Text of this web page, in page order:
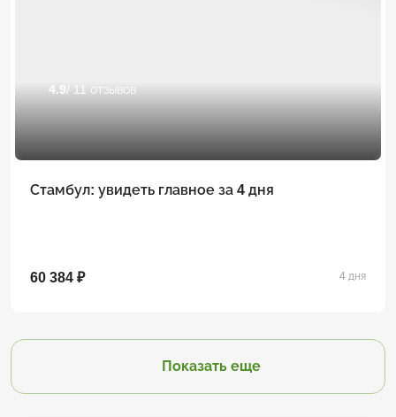
4.9 / 11 отзывов
Стамбул: увидеть главное за 4 дня
60 384 ₽ 4 дня
Показать еще